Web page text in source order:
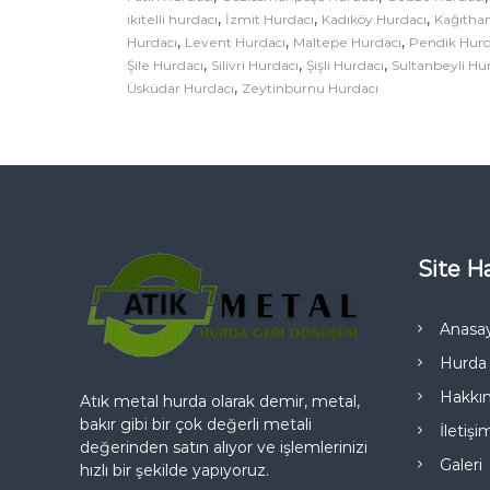
ö
l
g
e
i
ikitelli hurdacı, İzmit Hurdacı, Kadıköy Hurdacı,
Hurdacı, Levent Hurdacı, Maltepe Hurdacı, Pendik
Şile Hurdacı, Silivri Hurdacı, Şişli Hurdacı, Sultanbeyli
Üsküdar Hurdacı, Zeytinburnu Hurdacı
Atık metal hurda olarak demir, metal,
bakır gibi bir çok değerli metali
değerinden satın alıyor ve işlemlerinizi
hızlı bir şekilde yapıyoruz.
Site
Galeri